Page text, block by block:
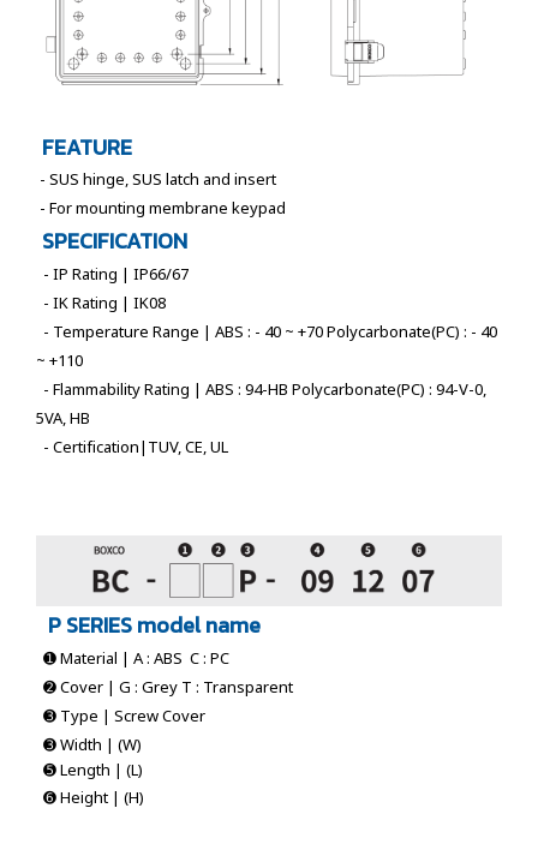
FEATURE
- SUS hinge, SUS latch and insert
- For mounting membrane keypad
SPECIFICATION
- IP Rating | IP66/67
- IK Rating | IK08
- Temperature Range | ABS : - 40 ~ +70 Polycarbonate(PC) : - 40
~ +110
- Flammability Rating | ABS : 94-HB Polycarbonate(PC) : 94-V-0,
5VA, HB
- Certification|TUV, CE, UL
P SERIES model name
➊Material | A : ABS C : PC
➋Cover | G : Grey T : Transparent
➌ Type | Screw Cover
➌Width | (W)
➎ Length | (L)
➏Height | (H)